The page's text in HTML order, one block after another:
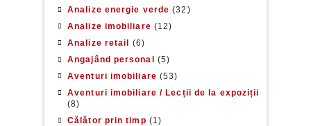
Analize energie verde (32)
Analize imobiliare (12)
Analize retail
(6)
Angajând personal
(5)
Aventuri imobiliare (53)
Aventuri imobiliare / Lecții de la expoziții
(8)
Călător prin timp (1)